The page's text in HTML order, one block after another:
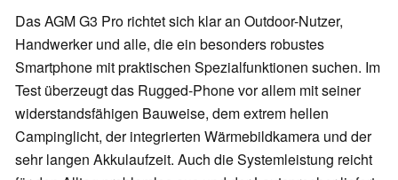
Das AGM G3 Pro richtet sich klar an Outdoor-Nutzer,
Handwerker und alle, die ein besonders robustes
Smartphone mit praktischen Spezialfunktionen suchen. Im
Test überzeugt das Rugged-Phone vor allem mit seiner
widerstandsfähigen Bauweise, dem extrem hellen
Campinglicht, der integrierten Wärmebildkamera und der
sehr langen Akkulaufzeit. Auch die Systemleistung reicht